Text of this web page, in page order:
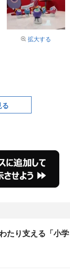
拡大する
たり支える「小学